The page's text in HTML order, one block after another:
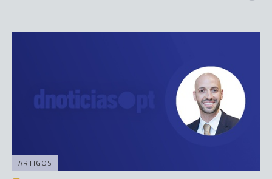
ARTIGOS